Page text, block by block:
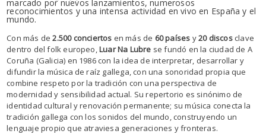
marcado por nuevos lanzamientos, numerosos
reconocimientos y una intensa actividad en vivo en España y el
mundo.
Con más de2.500 conciertos en más de 60 países y20 discosclave
dentro del folk europeo,Luar Na Lubre se fundó en la ciudad de A
Coruña (Galicia) en 1986 con la idea de interpretar, desarrollar y
difundir la música de raíz gallega, con una sonoridad propia que
combine respeto por la tradición con una perspectiva de
modernidad y sensibilidad actual. Su repertorio es sinónimo de
identidad cultural y renovación permanente; su música conecta la
tradición gallega con los sonidos del mundo, construyendo un
lenguaje propio que atraviesa generaciones y fronteras.